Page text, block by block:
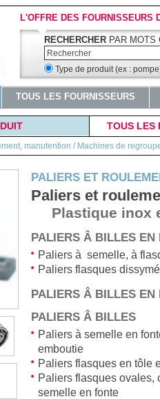
L'OFFRE DES FOURNISSEURS
RECHERCHER PAR MOTS
Type de produit (ex :
TOUS LES FOURNISSEURS
TOUS LES
manutention / Machines de
PALIERS ET
Paliers et
Plastique inox
PALIERS Â BILLES EN
Paliers à semelle, à
Paliers flasques
PALIERS Â BILLES EN
PALIERS Â BILLES
Paliers à semelle en
emboutie
Paliers flasques en tôle
Paliers flasques ovales,
semelle en fonte